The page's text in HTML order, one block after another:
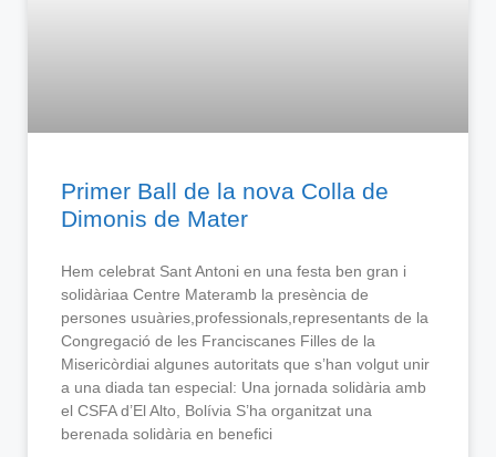
Primer Ball de la nova Colla de
Dimonis de Mater
Hem celebrat Sant Antoni en una festa ben gran i
solidàriaa Centre Materamb la presència de
persones usuàries,professionals,representants de la
Congregació de les Franciscanes Filles de la
Misericòrdiai algunes autoritats que s’han volgut unir
a una diada tan especial: Una jornada solidària amb
el CSFA d’El Alto, Bolívia S’ha organitzat una
berenada solidària en benefici